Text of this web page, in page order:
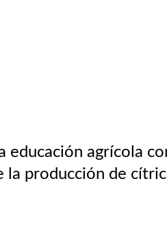
agrícola
producción de